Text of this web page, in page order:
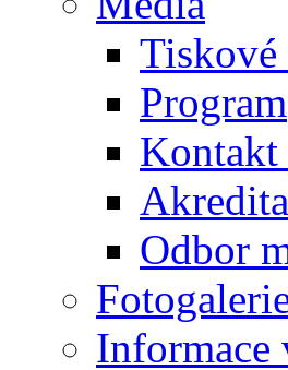
Program
Kontakt
Odbor
Informace